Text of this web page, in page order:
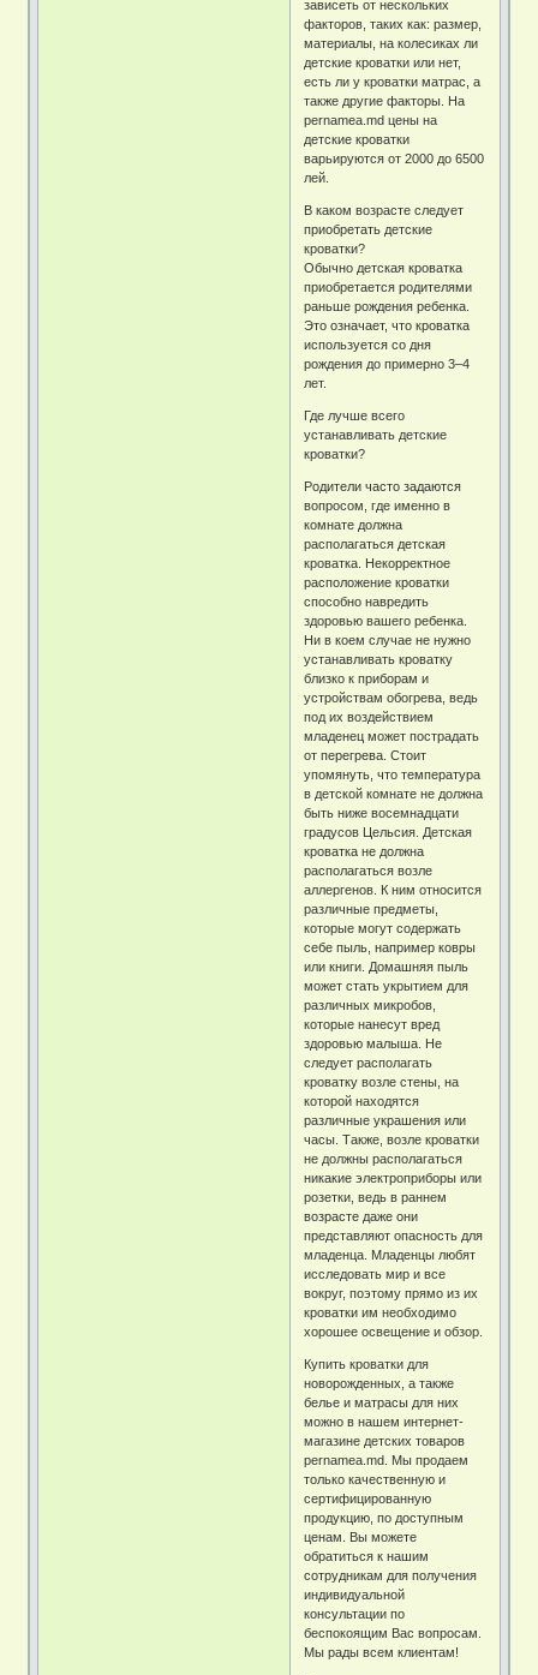
зависеть от нескольких
факторов, таких как: размер,
материалы, на колесиках ли
детские кроватки или нет,
есть ли у кроватки матрас, а
также другие факторы. На
pernamea.md цены на
детские кроватки
варьируются от 2000 до 6500
лей.
В каком возрасте следует
приобретать детские
кроватки?
Обычно детская кроватка
приобретается родителями
раньше рождения ребенка.
Это означает, что кроватка
используется со дня
рождения до примерно 3–4
лет.
Где лучше всего
устанавливать детские
кроватки?
Родители часто задаются
вопросом, где именно в
комнате должна
располагаться детская
кроватка. Некорректное
расположение кроватки
способно навредить
здоровью вашего ребенка.
Ни в коем случае не нужно
устанавливать кроватку
близко к приборам и
устройствам обогрева, ведь
под их воздействием
младенец может пострадать
от перегрева. Стоит
упомянуть, что температура
в детской комнате не должна
быть ниже восемнадцати
градусов Цельсия. Детская
кроватка не должна
располагаться возле
аллергенов. К ним относится
различные предметы,
которые могут содержать
себе пыль, например ковры
или книги. Домашняя пыль
может стать укрытием для
различных микробов,
которые нанесут вред
здоровью малыша. Не
следует располагать
кроватку возле стены, на
которой находятся
различные украшения или
часы. Также, возле кроватки
не должны располагаться
никакие электроприборы или
розетки, ведь в раннем
возрасте даже они
представляют опасность для
младенца. Младенцы любят
исследовать мир и все
вокруг, поэтому прямо из их
кроватки им необходимо
хорошее освещение и обзор.
Купить кроватки для
новорожденных, а также
белье и матрасы для них
можно в нашем интернет-
магазине детских товаров
pernamea.md. Мы продаем
только качественную и
сертифицированную
продукцию, по доступным
ценам. Вы можете
обратиться к нашим
сотрудникам для получения
индивидуальной
консультации по
беспокоящим Вас вопросам.
Мы рады всем клиентам!